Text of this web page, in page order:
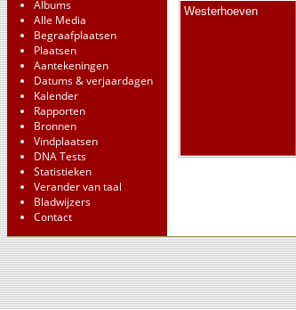
Albums
Alle Media
Begraafplaatsen
Plaatsen
Aantekeningen
Datums & verjaardagen
Kalender
Rapporten
Bronnen
Vindplaatsen
DNA Tests
Statistieken
Verander van taal
Bladwijzers
Contact
Westerhoeven